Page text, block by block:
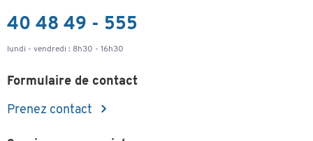
40 48 49 - 555
lundi - vendredi : 8h30 - 16h30
Formulaire de contact
Prenez contact